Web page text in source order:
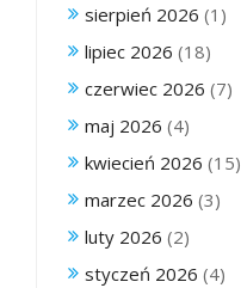
sierpień 2026 (1)
lipiec 2026 (18)
czerwiec 2026 (7)
maj 2026 (4)
kwiecień 2026 (15)
marzec 2026 (3)
luty 2026 (2)
styczeń 2026 (4)